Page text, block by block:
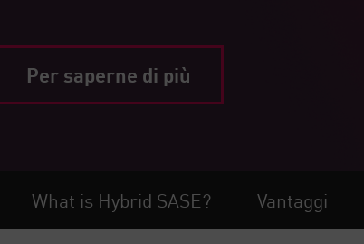
Per saperne di più
What is Hybrid SASE? Vantaggi